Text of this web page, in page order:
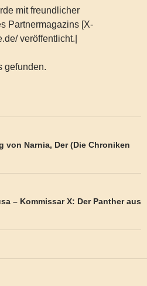
mit freundlicher
Partnermagazins [X-
veröffentlicht.|
gefunden.
von Narnia, Der (Die Chroniken
– Kommissar X: Der Panther aus